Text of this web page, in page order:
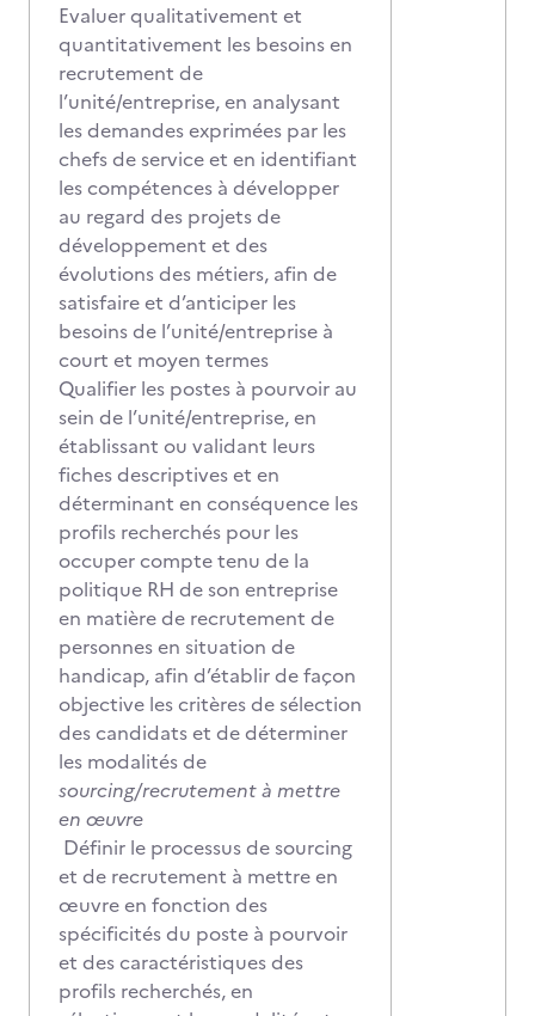
Evaluer qualitativement et
quantitativement les besoins en
recrutement de
l’unité/entreprise, en analysant
les demandes exprimées par les
chefs de service et en identifiant
les compétences à développer
au regard des projets de
développement et des
évolutions des métiers, afin de
satisfaire et d’anticiper les
besoins de l’unité/entreprise à
court et moyen termes
Qualifier les postes à pourvoir au
sein de l’unité/entreprise, en
établissant ou validant leurs
fiches descriptives et en
déterminant en conséquence les
profils recherchés pour les
occuper compte tenu de la
politique RH de son entreprise
en matière de recrutement de
personnes en situation de
handicap, afin d’établir de façon
objective les critères de sélection
des candidats et de déterminer
les modalités de
sourcing/recrutement à mettre
en œuvre
Définir le processus de sourcing
et de recrutement à mettre en
œuvre en fonction des
spécificités du poste à pourvoir
et des caractéristiques des
profils recherchés, en